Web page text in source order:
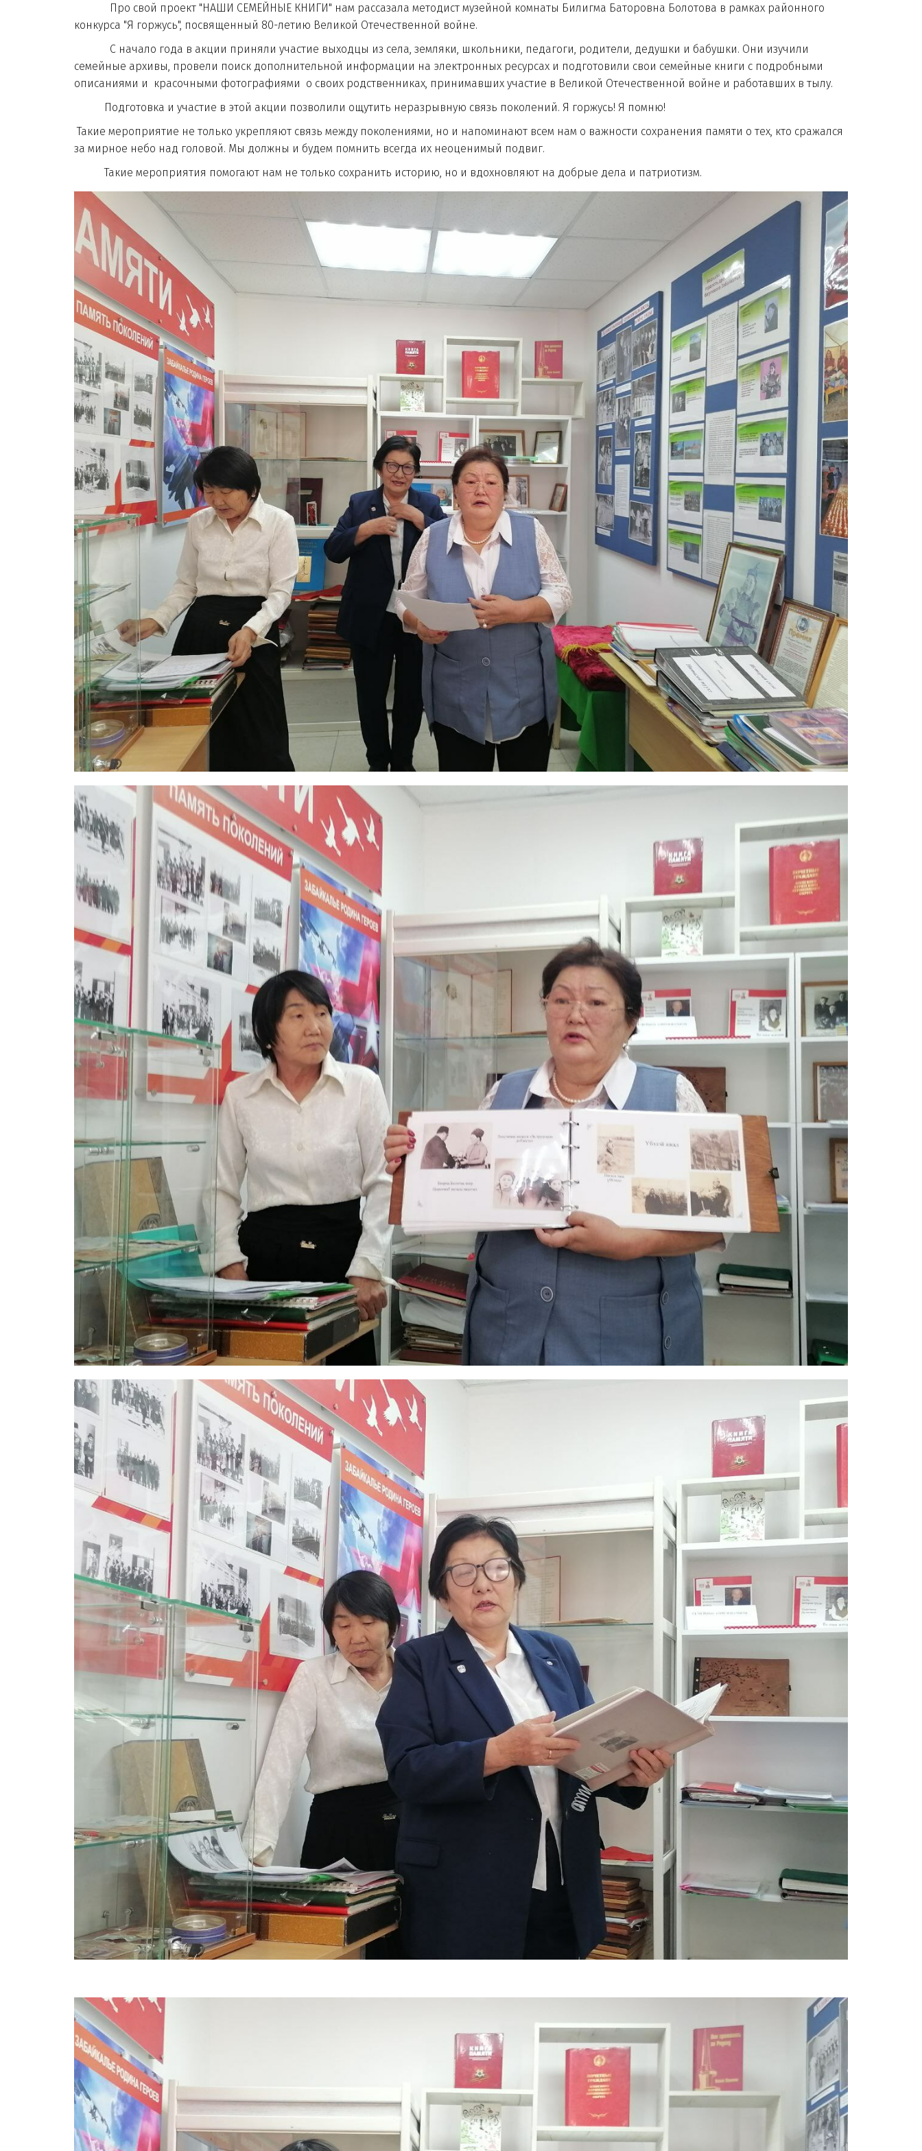
Про свой проект "НАШИ СЕМЕЙНЫЕ КНИГИ" нам рассазала методист музейной комнаты Билигма Баторовна Болотова в рамках районного
конкурса "Я горжусь", посвященный 80-летию Великой Отечественной войне.
С начало года в акции приняли участие выходцы из села, земляки, школьники, педагоги, родители, дедушки и бабушки. Они изучили
семейные архивы, провели поиск дополнительной информации на электронных ресурсах и подготовили свои семейные книги с подробными
описаниями и красочными фотографиями о своих родственниках, принимавших участие в Великой Отечественной войне и работавших в тылу.
Подготовка и участие в этой акции позволили ощутить неразрывную связь поколений. Я горжусь! Я помню!
Такие мероприятие не только укрепляют связь между поколениями, но и напоминают всем нам о важности сохранения памяти о тех, кто сражался
за мирное небо над головой. Мы должны и будем помнить всегда их неоценимый подвиг.
Такие мероприятия помогают нам не только сохранить историю, но и вдохновляют на добрые дела и патриотизм.